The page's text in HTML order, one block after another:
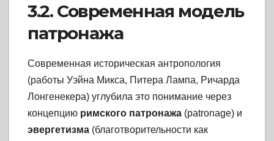
3.2. Современная модель
патронажа
Современная историческая антропология
(работы Уэйна Микса, Питера Лампа, Ричарда
Лонгенекера) углубила это понимание через
концепцию римского патронажа (patronage) и
эвергетизма (благотворительности как